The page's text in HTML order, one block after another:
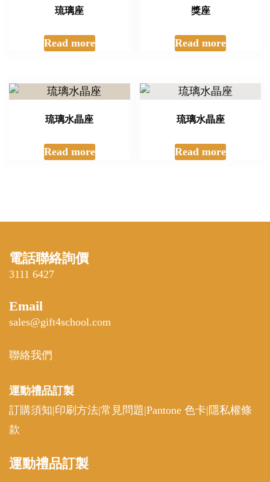
琉璃座
Read more
獎座
Read more
琉璃水晶座
Read more
琉璃水晶座
Read more
電話聯絡詢價
3111 6427
Email
sales@gift4school.com
聯絡我們
運動禮品訂製
訂購須知|印刷方法|常見問題|Pantone 色卡| 隱私權條
款
運動禮品訂製